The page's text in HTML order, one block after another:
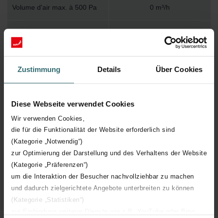
Zustimmung Details Über Cookies
Diese Webseite verwendet Cookies
Wir verwenden Cookies,
die für die Funktionalität der Website erforderlich sind
(Kategorie „Notwendig“)
zur Optimierung der Darstellung und des Verhaltens der Website
(Kategorie „Präferenzen“)
um die Interaktion der Besucher nachvollziehbar zu machen
und dadurch zielgerichtete Angebote unterbreiten zu können
(Kategorie „Statistiken“)
Volume d'air max. à 500 Pa 0 m³/h
température moyenne
maximale (permanente)
60 °C
Avec commutateur de service
Commande par application
Direction de l'évacuation Diagonal
Adapté aux télécommandes